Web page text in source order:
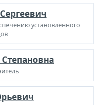
установленного